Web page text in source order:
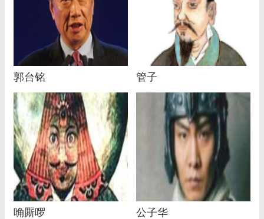
郭台铭 管子
唃厮啰 公子华